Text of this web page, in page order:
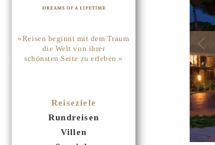
»Reisen beginnt mit dem Traum
die Welt von ihrer
schönsten Seite zu erleben.«
Reiseziele
Rundreisen
Villen